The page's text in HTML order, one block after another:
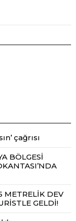
çağrısı
BÖLGESİ
METRELİK DEV
GELDİ!